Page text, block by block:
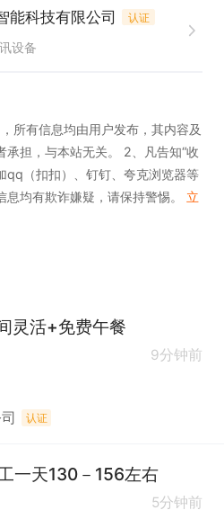
能科技有限公司 认证
设备
所有信息均由用户发布，其内容及
承担，与本站无关。 2、凡告知“收
qq（扣扣）、钉钉、夸克浏览器等
均有欺诈嫌疑，请保持警惕。 立
灵活+免费午餐
9分钟前
认证
一天130－156左右
5分钟前